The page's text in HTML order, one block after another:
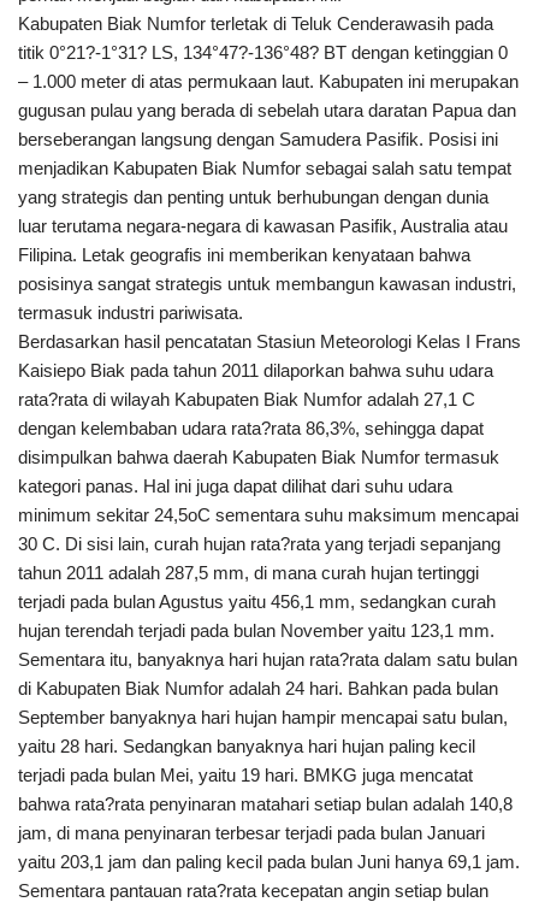
Kabupaten Biak Numfor terletak di Teluk Cenderawasih pada
titik 0°21?-1°31? LS, 134°47?-136°48? BT dengan ketinggian 0
– 1.000 meter di atas permukaan laut. Kabupaten ini merupakan
gugusan pulau yang berada di sebelah utara daratan Papua dan
berseberangan langsung dengan Samudera Pasifik. Posisi ini
menjadikan Kabupaten Biak Numfor sebagai salah satu tempat
yang strategis dan penting untuk berhubungan dengan dunia
luar terutama negara-negara di kawasan Pasifik, Australia atau
Filipina. Letak geografis ini memberikan kenyataan bahwa
posisinya sangat strategis untuk membangun kawasan industri,
termasuk industri pariwisata.
Berdasarkan hasil pencatatan Stasiun Meteorologi Kelas I Frans
Kaisiepo Biak pada tahun 2011 dilaporkan bahwa suhu udara
rata?rata di wilayah Kabupaten Biak Numfor adalah 27,1 C
dengan kelembaban udara rata?rata 86,3%, sehingga dapat
disimpulkan bahwa daerah Kabupaten Biak Numfor termasuk
kategori panas. Hal ini juga dapat dilihat dari suhu udara
minimum sekitar 24,5oC sementara suhu maksimum mencapai
30 C. Di sisi lain, curah hujan rata?rata yang terjadi sepanjang
tahun 2011 adalah 287,5 mm, di mana curah hujan tertinggi
terjadi pada bulan Agustus yaitu 456,1 mm, sedangkan curah
hujan terendah terjadi pada bulan November yaitu 123,1 mm.
Sementara itu, banyaknya hari hujan rata?rata dalam satu bulan
di Kabupaten Biak Numfor adalah 24 hari. Bahkan pada bulan
September banyaknya hari hujan hampir mencapai satu bulan,
yaitu 28 hari. Sedangkan banyaknya hari hujan paling kecil
terjadi pada bulan Mei, yaitu 19 hari. BMKG juga mencatat
bahwa rata?rata penyinaran matahari setiap bulan adalah 140,8
jam, di mana penyinaran terbesar terjadi pada bulan Januari
yaitu 203,1 jam dan paling kecil pada bulan Juni hanya 69,1 jam.
Sementara pantauan rata?rata kecepatan angin setiap bulan